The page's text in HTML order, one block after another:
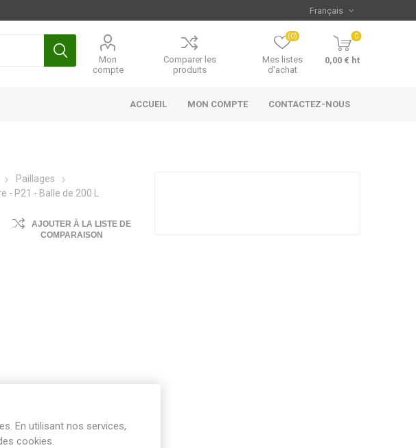
Mon
compte
Comparer les
produits
Mes listes
d'achat
(0) 0
0,00 € ht
ACCUEIL MON COMPTE CONTACTEZ-NOUS
Paillages
- P21 - Balle de 200 L
AJOUTER À LA LISTE DE
COMPARAISON
En utilisant nos services,
cookies.